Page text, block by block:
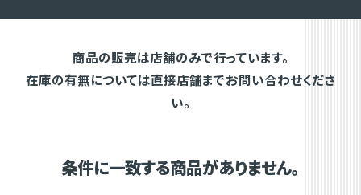
商品の販売は店舗のみで行っています。
在庫の有無については直接店舗までお問い合わせくださ
い。
条件に一致する商品がありません。